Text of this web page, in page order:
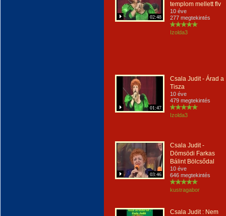
02:48
templom mellett flv
10 éve
277 megtekintés
Izolda3
01:47
Csala Judit - Árad a
Tisza
10 éve
479 megtekintés
Izolda3
03:46
Csala Judit -
Dömsödi Farkas
Bálint Bölcsődal
10 éve
646 megtekintés
kustragabor
Csala Judit : Nem